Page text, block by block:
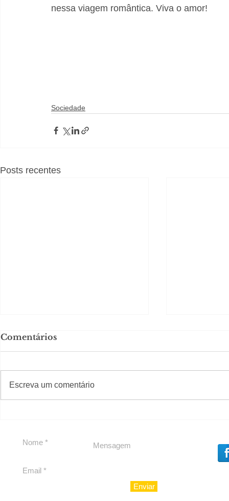
nessa viagem romântica. Viva o amor!
Sociedade
Posts recentes
Comentários
Escreva um comentário
#Sugestões
Enviar